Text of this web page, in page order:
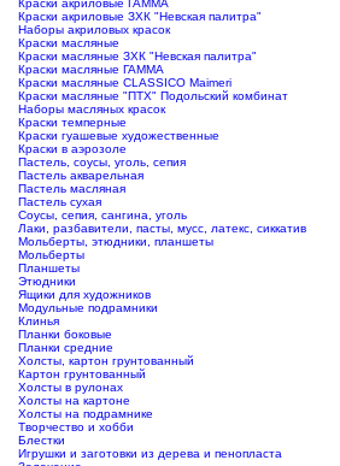
Краски акриловые ГАММА
Краски акриловые ЗХК "Невская палитра"
Наборы акриловых красок
Краски масляные
Краски масляные ЗХК "Невская палитра"
Краски масляные ГАММА
Краски масляные CLASSICO Maimeri
Краски масляные "ПТХ" Подольский комбинат
Наборы масляных красок
Краски темперные
Краски гуашевые художественные
Краски в аэрозоле
Пастель, соусы, уголь, сепия
Пастель акварельная
Пастель масляная
Пастель сухая
Соусы, сепия, сангина, уголь
Лаки, разбавители, пасты, мусс, латекс, сиккатив
Мольберты, этюдники, планшеты
Мольберты
Планшеты
Этюдники
Ящики для художников
Модульные подрамники
Клинья
Планки боковые
Планки средние
Холсты, картон грунтованный
Картон грунтованный
Холсты в рулонах
Холсты на картоне
Холсты на подрамнике
Творчество и хобби
Блестки
Игрушки и заготовки из дерева и пенопласта